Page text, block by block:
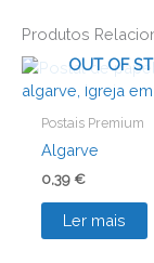
Produtos
OUT OF
Postais Premium
Algarve
0,39 €
Ler mais